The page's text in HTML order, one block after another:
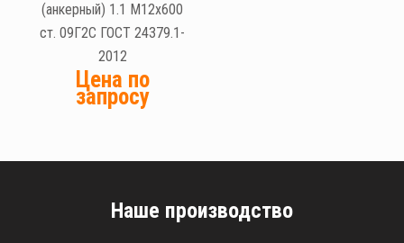
(анкерный) 1.1 М12х600
ст. 09Г2С ГОСТ 24379.1-
2012
Цена по
запросу
Наше производство